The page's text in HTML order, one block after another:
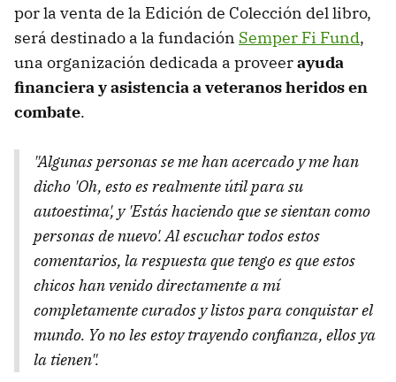
por la venta de la Edición de Colección del libro,
será destinado a la fundación Semper Fi Fund,
una organización dedicada a proveerayuda
financiera y asistencia a veteranos heridos en
combate.
"Algunas personas se me han acercado y me han
dicho 'Oh, esto es realmente útil para su
autoestima', y 'Estás haciendo que se sientan como
personas de nuevo'. Al escuchar todos estos
comentarios, la respuesta que tengo es que estos
chicos han venido directamente a mí
completamente curados y listos para conquistar el
mundo. Yo no les estoy trayendo confianza, ellos ya
la tienen".